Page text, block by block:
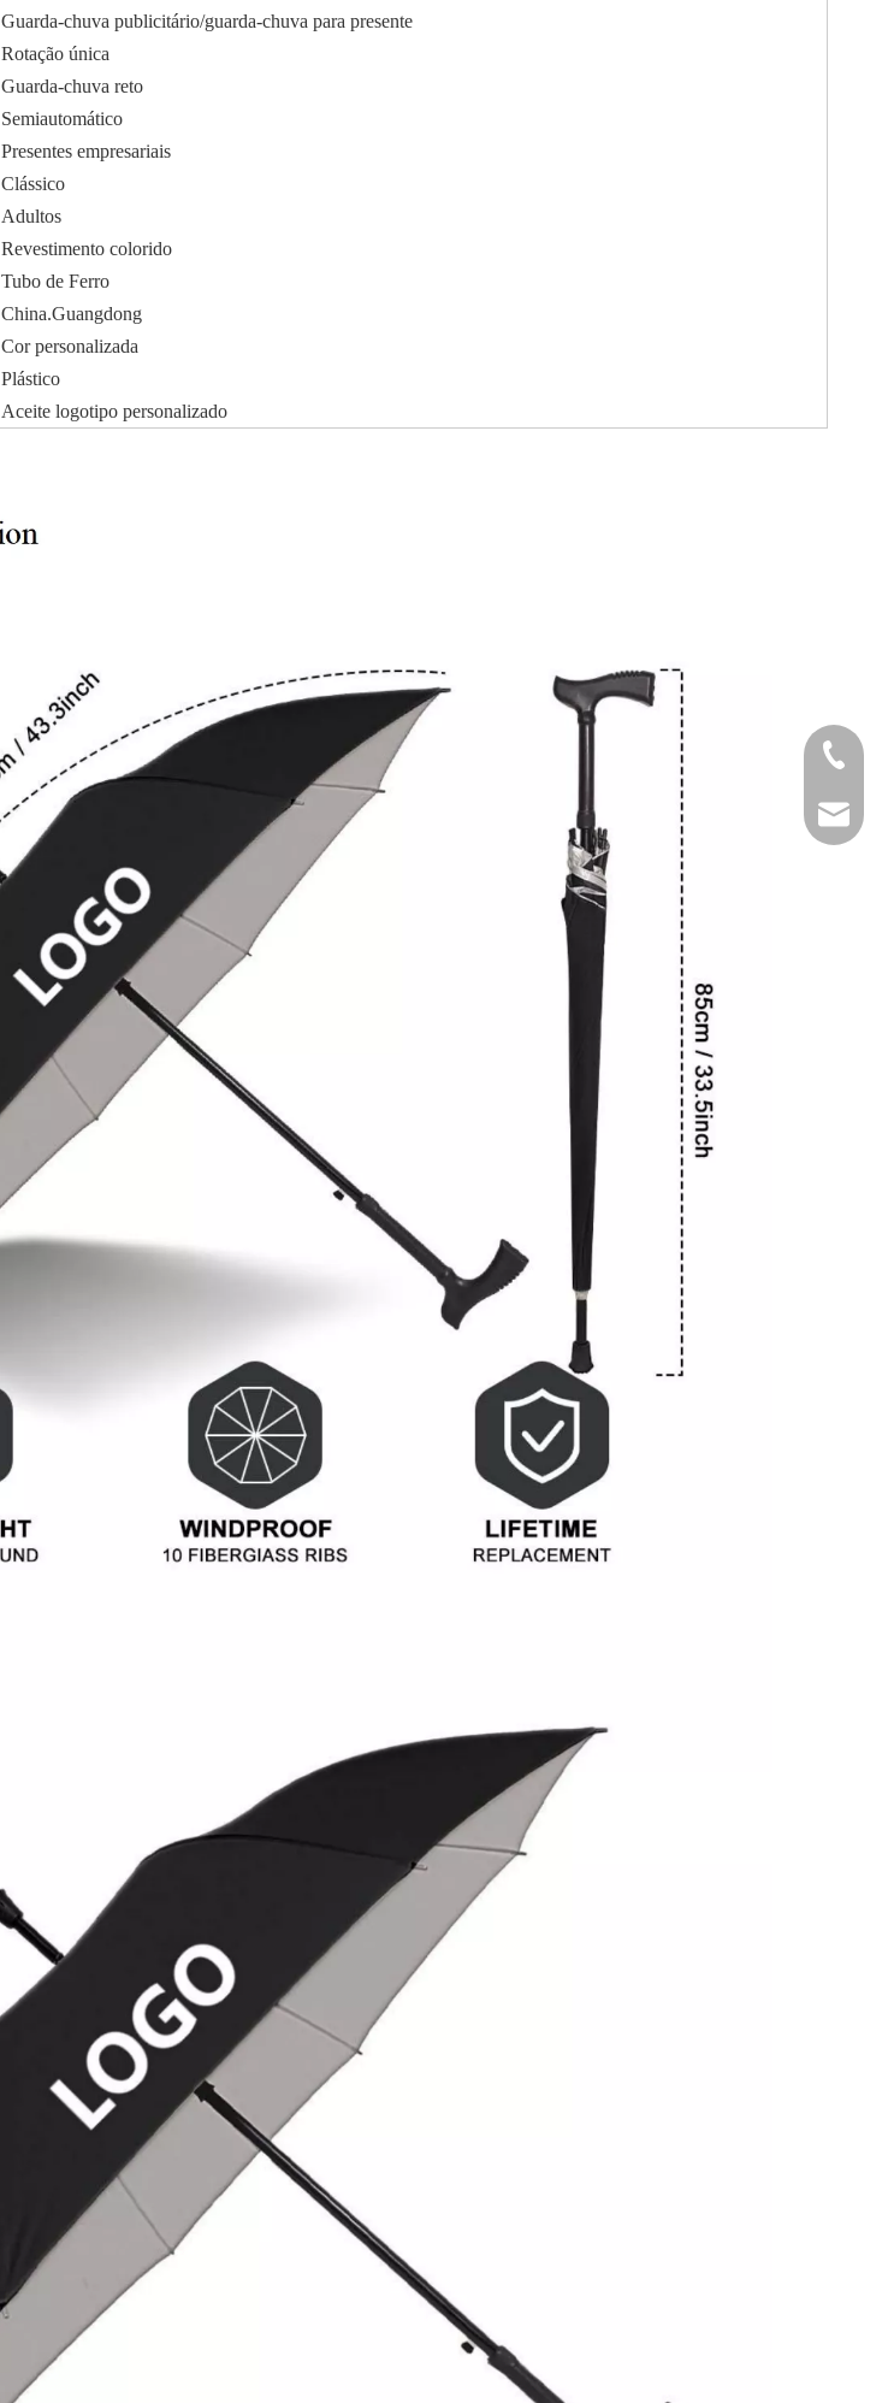
Guarda-chuva publicitário/guarda-chuva para presente
Rotação única
Guarda-chuva reto
Semiautomático
Presentes empresariais
Clássico
Adultos
Revestimento colorido
Tubo de Ferro
China.Guangdong
Cor personalizada
Plástico
Aceite logotipo personalizado
E-mail